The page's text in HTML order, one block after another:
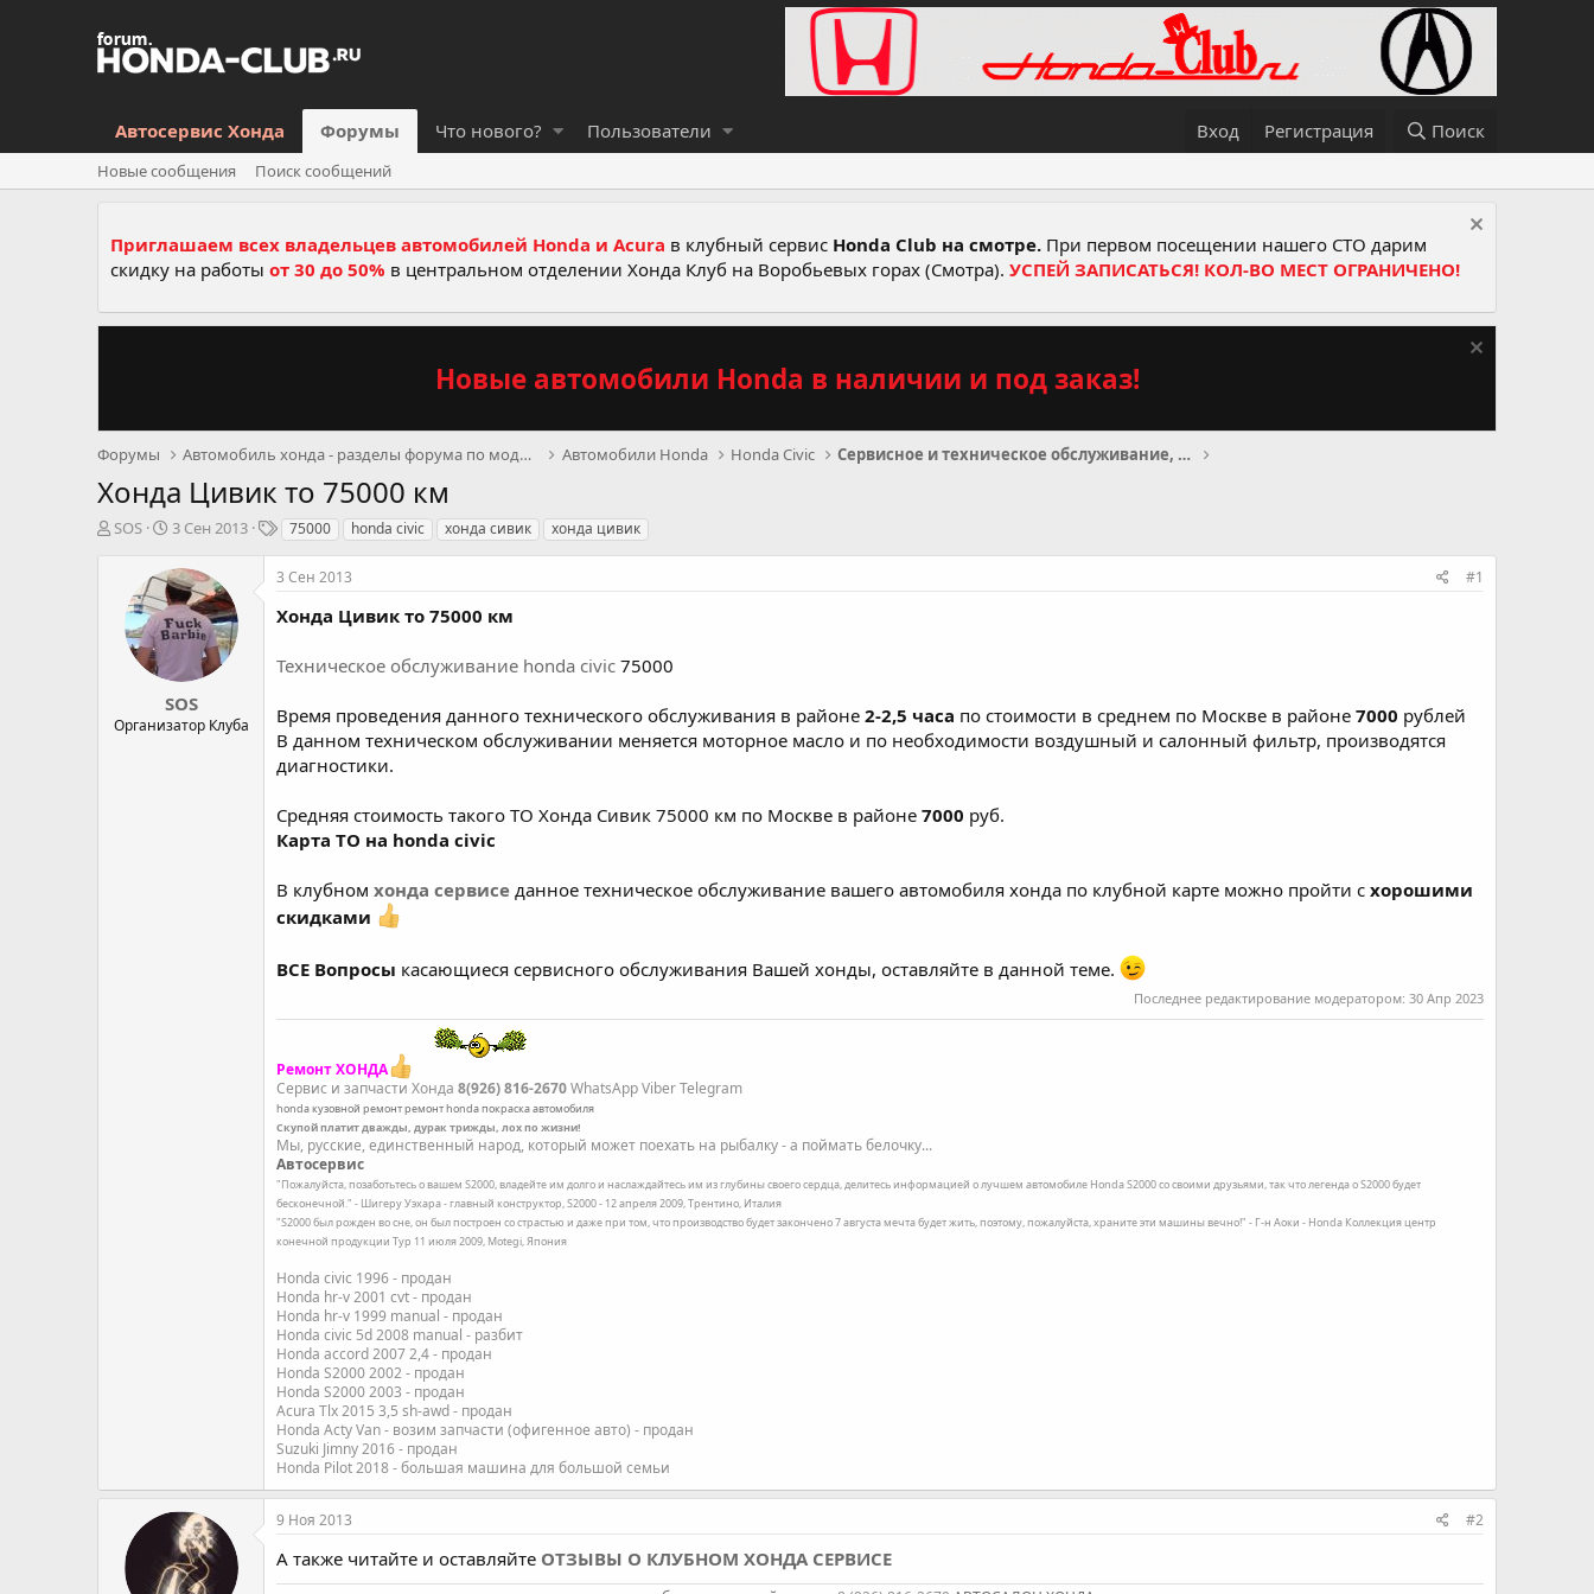
Автосервис Хонда Форумы Что нового? Пользователи Вход Регистрация Поиск
Новые сообщения Поиск сообщений
Приглашаем всех владельцев автомобилей Honda и Acura в клубный сервис Honda Club на смотре. При первом посещении нашего СТО дарим
скидку на работы от 30 до 50% в центральном отделении Хонда Клуб на Воробьевых горах (Смотра). УСПЕЙ ЗАПИСАТЬСЯ! КОЛ-ВО МЕСТ ОГРАНИЧЕНО!
Новые автомобили Honda в наличии и под заказ!
Форумы Автомобиль хонда - разделы форума по моделям, серв Автомобили Honda Honda Civic Сервисное и техническое обслуживание, прохождение
Хонда Цивик то 75000 км
А
SOS
Д
т
а
н
а
а
л
а
3 Сен 2013
Т
г
75000 honda civic хонда сивик хонда цивик
SOS
Организатор Клуба
3 Сен 2013 #1
Хонда Цивик то 75000 км
Техническое обслуживание honda civic 75000
Время проведения данного технического обслуживания в районе 2-2,5 часа по стоимости в среднем по Москве в районе 7000 рублей
В данном техническом обслуживании меняется моторное масло и по необходимости воздушный и салонный фильтр, производятся
диагностики.
Средняя стоимость такого ТО Хонда Сивик 75000 км по Москве в районе 7000 руб.
Карта ТО на honda civic
В клубном хонда сервисе данное техническое обслуживание вашего автомобиля хонда по клубной карте можно пройти с хорошими
скидками
ВСЕ Вопросы касающиеся сервисного обслуживания Вашей хонды, оставляйте в данной теме.
Последнее редактирование модератором: 30 Апр 2023
Ремонт ХОНДА
Сервис и запчасти Хонда 8(926) 816-2670WhatsApp Viber Telegram
hondaкузовной ремонтремонт hondaпокраска автомобиля
Скупой платит дважды, дурак трижды, лох по жизни!
Мы, русские, единственный народ, который может поехать на рыбалку - а поймать белочку...
Автосервис
"Пожалуйста, позаботьтесь о вашем S2000, владейте им долго и наслаждайтесь им из глубины своего сердца, делитесь информацией о лучшем автомобиле Honda S2000 со своими друзьями, так что легенда о S2000 будет
бесконечной." - Шигеру Уэхара - главный конструктор, S2000 - 12 апреля 2009, Трентино, Италия
"S2000 был рожден во сне, он был построен со страстью и даже при том, что производство будет закончено 7 августа мечта будет жить, поэтому, пожалуйста, храните эти машины вечно!" - Г-н Аоки - Honda Коллекция центр
конечной продукции Тур 11 июля 2009, Motegi, Япония
Honda civic 1996 - продан
Honda hr-v 2001 cvt - продан
Honda hr-v 1999 manual - продан
Honda civic 5d 2008 manual - разбит
Honda accord 2007 2,4 - продан
Honda S2000 2002 - продан
Honda S2000 2003 - продан
Acura Tlx 2015 3,5 sh-awd - продан
Honda Acty Van - возим запчасти (офигенное авто) - продан
Suzuki Jimny 2016 - продан
Honda Pilot 2018 - большая машина для большой семьи
9 Ноя 2013 #2
А также читайте и оставляйте ОТЗЫВЫ О КЛУБНОМ ХОНДА СЕРВИСЕ